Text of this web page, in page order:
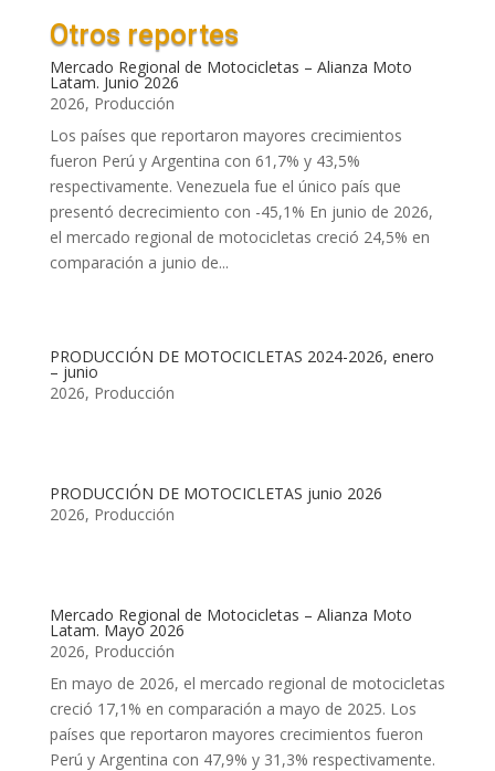
Otros reportes
Mercado Regional de Motocicletas – Alianza Moto
Latam. Junio 2026
2026, Producción
Los países que reportaron mayores crecimientos
fueron Perú y Argentina con 61,7% y 43,5%
respectivamente. Venezuela fue el único país que
presentó decrecimiento con -45,1% En junio de 2026,
el mercado regional de motocicletas creció 24,5% en
comparación a junio de...
PRODUCCIÓN DE MOTOCICLETAS 2024-2026, enero
– junio
2026, Producción
PRODUCCIÓN DE MOTOCICLETAS junio 2026
2026, Producción
Mercado Regional de Motocicletas – Alianza Moto
Latam. Mayo 2026
2026, Producción
En mayo de 2026, el mercado regional de motocicletas
creció 17,1% en comparación a mayo de 2025. Los
países que reportaron mayores crecimientos fueron
Perú y Argentina con 47,9% y 31,3% respectivamente.